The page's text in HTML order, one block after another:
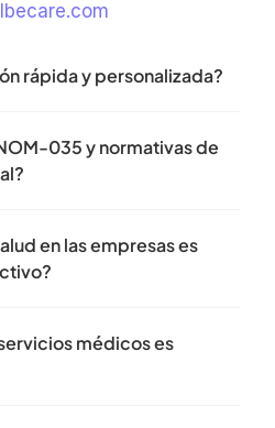
rápida y personalizada?
035 y normativas de
en las empresas es
médicos es